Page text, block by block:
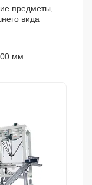
предметы,
вида
мм